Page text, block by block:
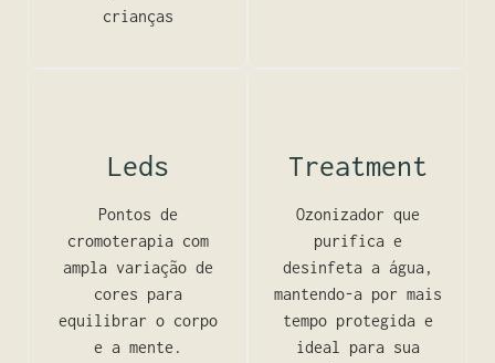
crianças
Leds
Pontos de
cromoterapia com
ampla variação de
cores para
equilibrar o corpo
e a mente.
Treatment
Ozonizador que
purifica e
desinfeta a água,
mantendo-a por mais
tempo protegida e
ideal para sua